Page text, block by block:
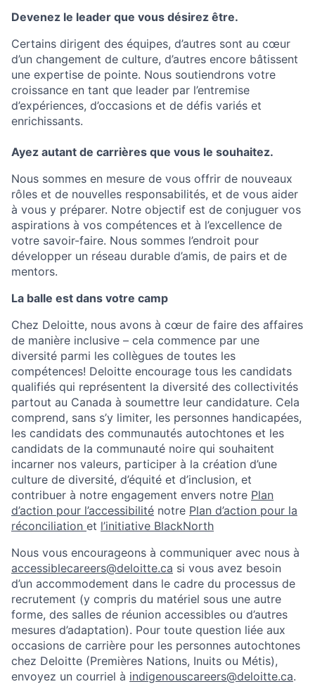
Devenez le leader que vous désirez être.
Certains dirigent des équipes, d’autres sont au cœur
d’un changement de culture, d’autres encore bâtissent
une expertise de pointe. Nous soutiendrons votre
croissance en tant que leader par l’entremise
d’expériences, d’occasions et de défis variés et
enrichissants.
Ayez autant de carrières que vous le souhaitez.
Nous sommes en mesure de vous offrir de nouveaux
rôles et de nouvelles responsabilités, et de vous aider
à vous y préparer. Notre objectif est de conjuguer vos
aspirations à vos compétences et à l’excellence de
votre savoir-faire. Nous sommes l’endroit pour
développer un réseau durable d’amis, de pairs et de
mentors.
La balle est dans votre camp
Chez Deloitte, nous avons à cœur de faire des affaires
de manière inclusive – cela commence par une
diversité parmi les collègues de toutes les
compétences! Deloitte encourage tous les candidats
qualifiés qui représentent la diversité des collectivités
partout au Canada à soumettre leur candidature. Cela
comprend, sans s’y limiter, les personnes handicapées,
les candidats des communautés autochtones et les
candidats de la communauté noire qui souhaitent
incarner nos valeurs, participer à la création d’une
culture de diversité, d’équité et d’inclusion, et
contribuer à notre engagement envers notre Plan
d’action pour l’accessibilité notre Plan d’action pour la
réconciliation et l’initiative BlackNorth
Nous vous encourageons à communiquer avec nous à
accessiblecareers@deloitte.ca si vous avez besoin
d’un accommodement dans le cadre du processus de
recrutement (y compris du matériel sous une autre
forme, des salles de réunion accessibles ou d’autres
mesures d’adaptation). Pour toute question liée aux
occasions de carrière pour les personnes autochtones
chez Deloitte (Premières Nations, Inuits ou Métis),
envoyez un courriel à indigenouscareers@deloitte.ca.